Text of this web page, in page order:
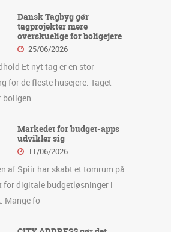
Dansk Tagbyg gør
tagprojekter mere
overskuelige for boligejere
25/06/2026
Et nyt tag er en stor
for de fleste husejere. Taget
boligen
Markedet for budget-apps
udvikler sig
11/06/2026
af Spiir har skabt et tomrum på
for digitale budgetløsninger i
Mange fo